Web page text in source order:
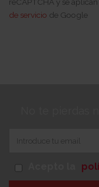
de servicio de Google